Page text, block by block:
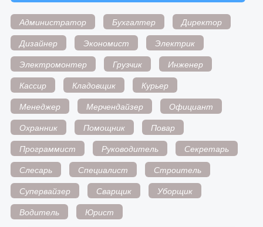
Администратор Бухгалтер
Директор
Дизайнер
Экономист
Электрик
Электромонтер
Грузчик
Инженер
Кассир
Кладовщик
Курьер
Менеджер
Мерчендайзер
Официант
Охранник
Помощник
Повар
Программист
Руководитель
Секретарь
Слесарь
Специалист
Строитель
Супервайзер
Сварщик
Уборщик
Водитель
Юрист